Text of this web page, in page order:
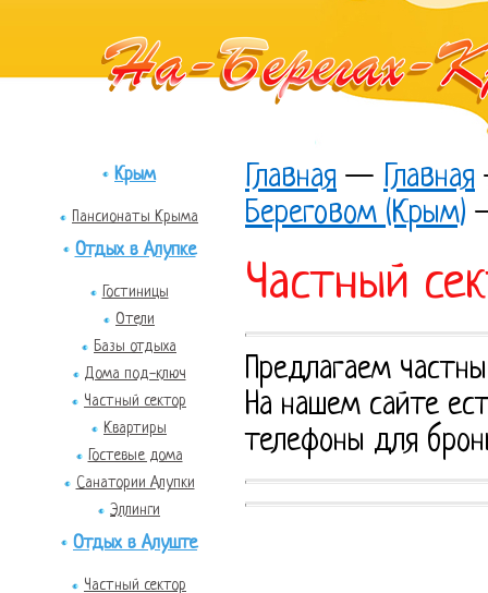
Крым
Пансионаты Крыма
Отдых в Алупке
Гостиницы
Отели
Базы отдыха
Дома под-ключ
Частный сектор
Квартиры
Гостевые дома
Санатории Алупки
Эллинги
Отдых в Алуште
Частный сектор
Главная — Главная
Береговом (Крым)
Частный
Предлагаем
На нашем сайте
телефоны для